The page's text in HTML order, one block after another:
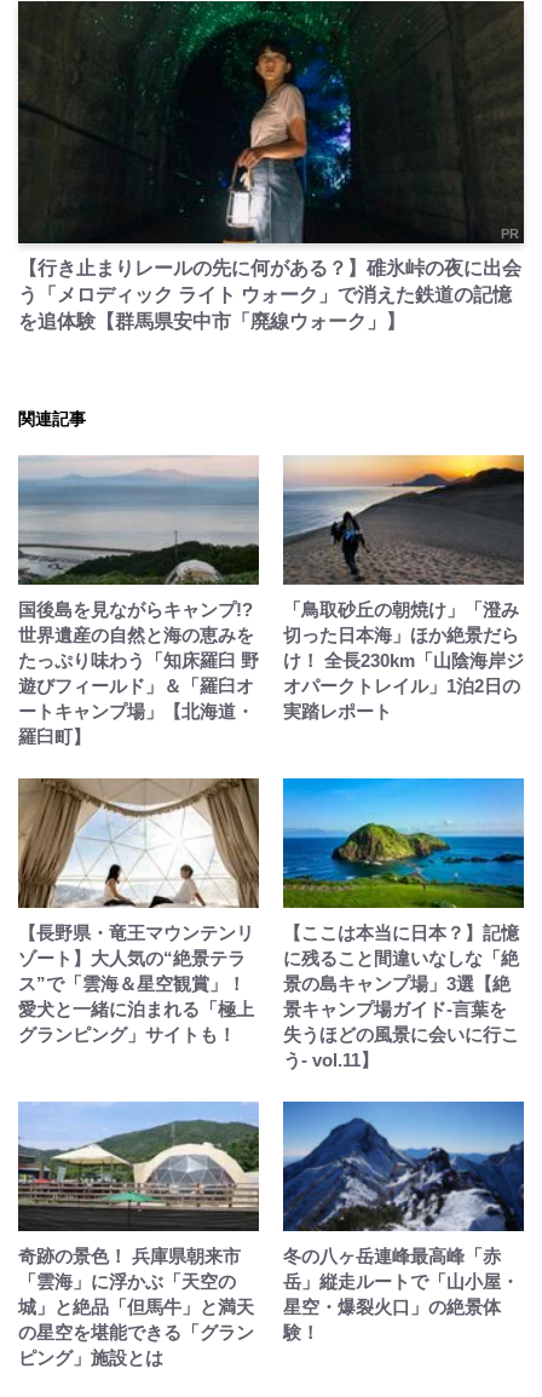
PR
【行き止まりレールの先に何がある？】碓氷峠の夜に出会
う「メロディック ライト ウォーク」で消えた鉄道の記憶
を追体験【群馬県安中市「廃線ウォーク」】
関連記事
国後島を見ながらキャンプ!?
世界遺産の自然と海の恵みを
たっぷり味わう「知床羅臼 野
遊びフィールド」＆「羅臼オ
ートキャンプ場」【北海道・
羅臼町】
「鳥取砂丘の朝焼け」「澄み
切った日本海」ほか絶景だら
け！ 全長230km「山陰海岸ジ
オパークトレイル」1泊2日の
実踏レポート
【長野県・竜王マウンテンリ
ゾート】大人気の“絶景テラ
ス”で「雲海＆星空観賞」！
愛犬と一緒に泊まれる「極上
グランピング」サイトも！
【ここは本当に日本？】記憶
に残ること間違いなしな「絶
景の島キャンプ場」3選【絶
景キャンプ場ガイド-言葉を
失うほどの風景に会いに行こ
う- vol.11】
奇跡の景色！ 兵庫県朝来市
「雲海」に浮かぶ「天空の
城」と絶品「但馬牛」と満天
の星空を堪能できる「グラン
ピング」施設とは
冬の八ヶ岳連峰最高峰「赤
岳」縦走ルートで「山小屋・
星空・爆裂火口」の絶景体
験！